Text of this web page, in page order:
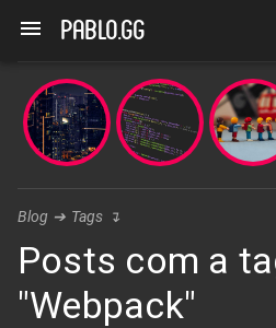
pablo.gg
Blog ➔ Tags ↴
Posts com a
"Webpack"